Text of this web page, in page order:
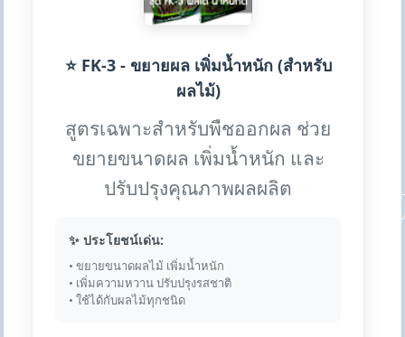
⭐ FK-3 - ขยายผล เพิ่มน้ำหนัก (สำหรับ
ผลไม้)
สูตรเฉพาะสำหรับพืชออกผล ช่วย
ขยายขนาดผล เพิ่มน้ำหนัก และ
ปรับปรุงคุณภาพผลผลิต
✨ ประโยชน์เด่น:
• ขยายขนาดผลไม้ เพิ่มน้ำหนัก
• เพิ่มความหวาน ปรับปรุงรสชาติ
• ใช้ได้กับผลไม้ทุกชนิด